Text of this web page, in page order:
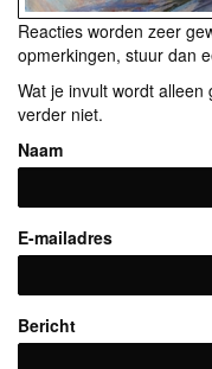
Reacties worden zeer
opmerkingen, stuur dan
Wat je invult wordt
verder niet.
Naam
E-mailadres
Bericht